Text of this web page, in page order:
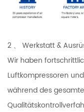
2 、 Werkstatt &
Wir haben
Luftkompressoren
während des